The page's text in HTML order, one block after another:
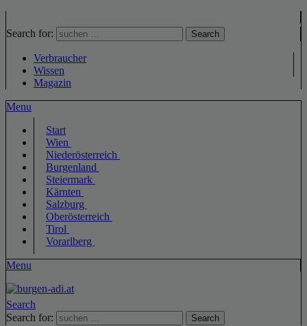
Search for: Search
Verbraucher
Wissen
Magazin
Menu
Start
Wien
Niederösterreich
Burgenland
Steiermark
Kärnten
Salzburg
Oberösterreich
Tirol
Vorarlberg
Menu
Search
Search for:
Search